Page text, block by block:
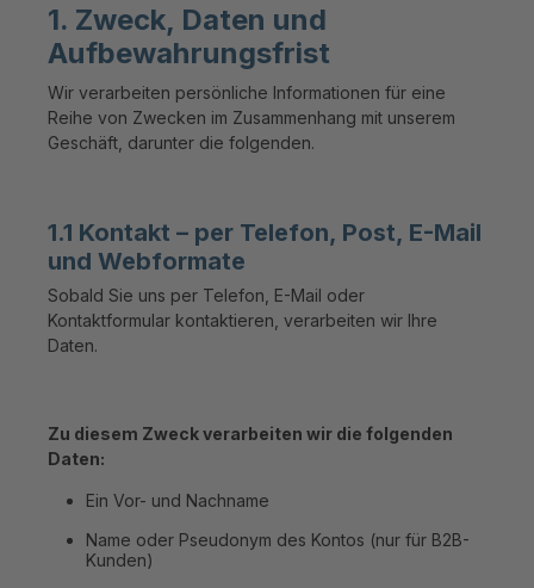
1. Zweck, Daten und
Aufbewahrungsfrist
Wir verarbeiten persönliche Informationen für eine
Reihe von Zwecken im Zusammenhang mit unserem
Geschäft, darunter die folgenden.
1.1 Kontakt – per Telefon, Post, E-Mail
und Webformate
Sobald Sie uns per Telefon, E-Mail oder
Kontaktformular kontaktieren, verarbeiten wir Ihre
Daten.
Zu diesem Zweck verarbeiten wir die folgenden
Daten:
Ein Vor- und Nachname
Name oder Pseudonym des Kontos (nur für B2B-
Kunden)